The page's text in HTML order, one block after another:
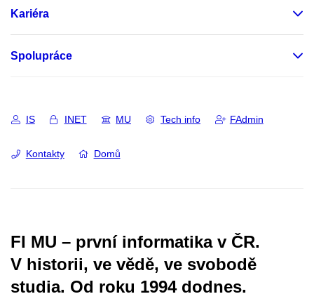
Kariéra
Spolupráce
IS INET MU Tech info FAdmin
Kontakty Domů
FI MU – první informatika v ČR.
V historii, ve vědě, ve svobodě
studia. Od roku 1994 dodnes.